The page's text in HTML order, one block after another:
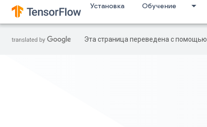
Установка Обучение
Эта страница переведена с помощью